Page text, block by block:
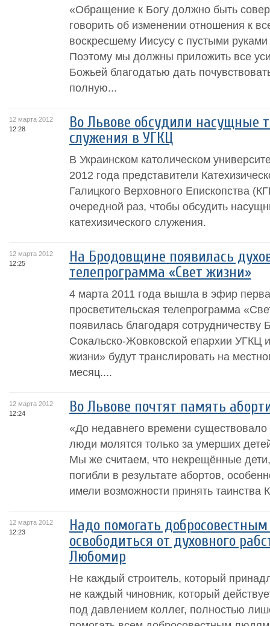
«Обращение к Богу должно быть
говорить об изменении отношения к
воскресшему Иисусу с пустыми
Поэтому мы должны приложить все
Божьей благодатью дать
полную...
12 марта 2012
12:28
Во Львове обсудили насущные
служения в УГКЦ
В Украинском католическом
2012 года представители
Галицкого Верховного Епископства
очередной раз, чтобы обсудить
катехизического служения.
12 марта 2012
12:25
На Бродовщине появилась
телепрограмма «Свет жизни»
4 марта 2011 года вышла в эфир
просветительская телепрограмма
появилась благодаря сотрудничеству
Сокальско-Жовковской епархии УГКЦ
жизни» будут транслировать на
месяц....
12 марта 2012
12:24
Во Львове почтят память
«До недавнего времени
люди молятся только за умерших
Мы же считаем, что некрещённые
погибли в результате абортов,
имели возможности принять таинства
12 марта 2012
12:23
Надо помогать
освободиться от духовного
Любомир
Не каждый строитель, который
не каждый чиновник, который
под давлением коллег, полностью